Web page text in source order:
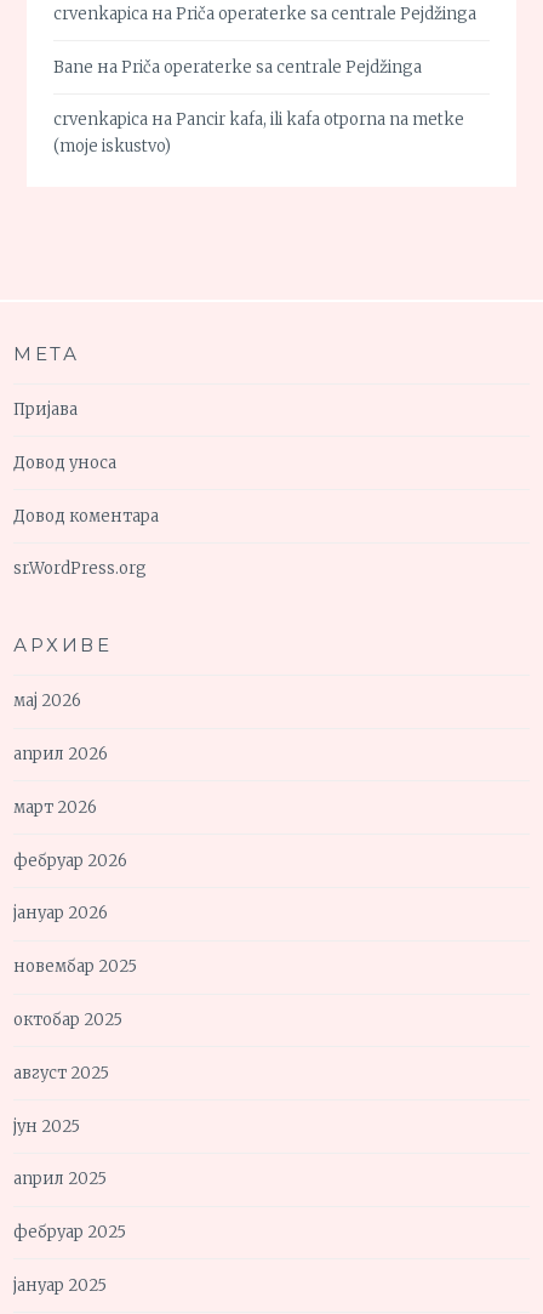
crvenkapica наPriča operaterke sa centrale Pejdžinga
Bane наPriča operaterke sa centrale Pejdžinga
crvenkapica наPancir kafa, ili kafa otporna na metke
(moje iskustvo)
МЕТА
Пријава
Довод уноса
Довод коментара
sr.WordPress.org
АРХИВЕ
мај 2026
април 2026
март 2026
фебруар 2026
јануар 2026
новембар 2025
октобар 2025
август 2025
јун 2025
април 2025
фебруар 2025
јануар 2025